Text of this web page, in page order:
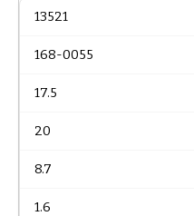
13521
168-0055
17.5
20
8.7
1.6